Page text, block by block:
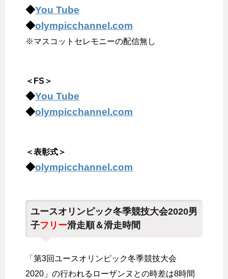
◆You Tube
◆olympicchannel.com
※マスコットセレモニーの配信無し
＜FS＞
◆You Tube
◆olympicchannel.com
＜表彰式＞
◆olympicchannel.com
ユースオリンピック冬季競技大会2020男
子フリー滑走順＆滑走時間
「第3回ユースオリンピック冬季競技大会
2020」の行われるローザンヌとの時差は8時間